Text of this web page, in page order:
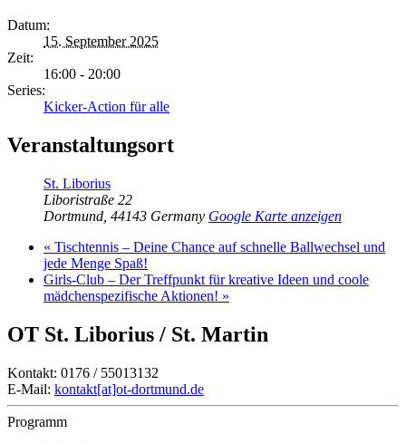
Datum:
15. September 2025
Zeit:
16:00 - 20:00
Series:
Kicker-Action für alle
Veranstaltungsort
St. Liborius
Liboristraße 22
Dortmund 44143 Germany Google Karte anzeigen
« Tischtennis – Deine Chance auf schnelle Ballwechsel und
jede Menge Spaß!
Girls-Club – Der Treffpunkt für kreative Ideen und coole
mädchenspezifische Aktionen! »
OT St. Liborius / St. Martin
Kontakt: 0176 / 55013132
E-Mail: kontakt[at]ot-dortmund.de
Programm